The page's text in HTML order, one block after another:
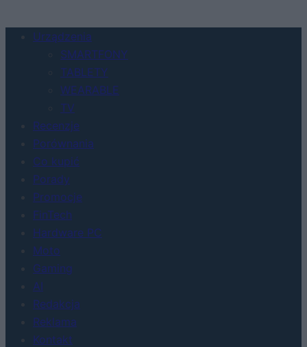
Urządzenia
SMARTFONY
TABLETY
WEARABLE
TV
Recenzje
Porównania
Co kupić
Porady
Promocje
FinTech
Hardware PC
Moto
Gaming
AI
Redakcja
Reklama
Kontakt